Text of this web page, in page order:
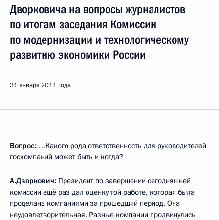
Дворковича на вопросы журналистов
по итогам заседания Комиссии
по модернизации и технологическому
развитию экономики России
31 января 2011 года
Вопрос: …Какого рода ответственность для руководителей
госкомпаний может быть и когда?
А.Дворкович: Президент по завершении сегодняшней
комиссии ещё раз дал оценку той работе, которая была
проделана компаниями за прошедший период. Она
неудовлетворительная. Разные компании продвинулись